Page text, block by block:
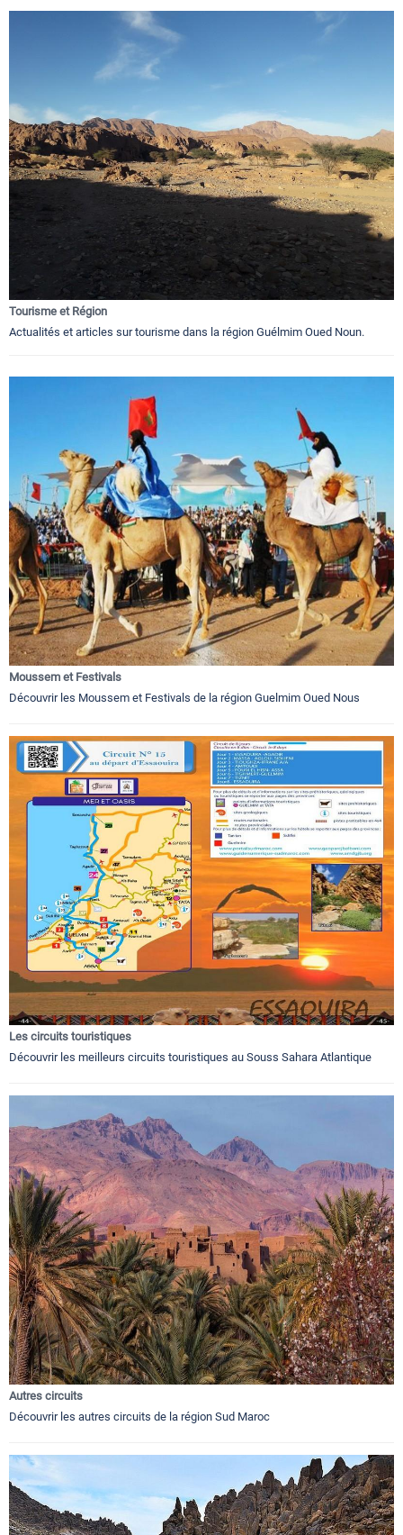
Tourisme et Région
Actualités et articles sur tourisme dans la région Guélmim Oued Noun.
Moussem et Festivals
Découvrir les Moussem et Festivals de la région Guelmim Oued Nous
Les circuits touristiques
Découvrir les meilleurs circuits touristiques au Souss Sahara Atlantique
Autres circuits
Découvrir les autres circuits de la région Sud Maroc